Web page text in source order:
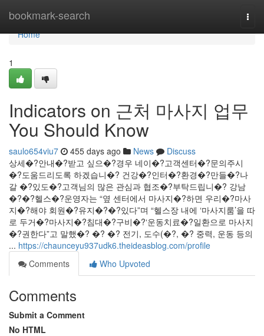
bookmark-search
Home
Home
1
Indicators on 근처 마사지 업무
You Should Know
saulo654viu7 455 days ago News
Discuss
상세�?안내�?받고 싶으�?경우 네이�?고객센터�?문의주시
�?도움드리도록 하겠습니�? 건강�?인터�?환경�?만들�?나
갈 �?있도�?고객님의 많은 관심과 협조�?부탁드립니�? 강남
�?�?헬스�?운영자는 “옆 센터에서 마사지�?하면 우리�?마사
지�?해야 회원�?유지�?�?있다”며 “헬스장 내에 ‘마사지룸’을 따
로 두거�?마사지�?침대�?구비�?‘운동치료�?일환으로 마사지
�?권한다”고 말했�? �? �? 전기, 도수(�?, �? 중력, 운동 등의
... https://chaunceyu937udk6.theideasblog.com/profile
Comments
Who Upvoted
Comments
Submit a Comment
No HTML